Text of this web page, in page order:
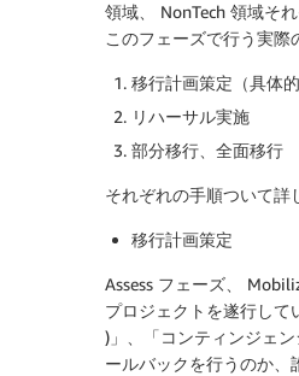
領域、 NonTech 領域そ
このフェーズで行う実際
移行計画策定（具体
リハーサル実施
部分移行、全面移行
それぞれの手順ついて詳
移行計画策定
Assess フェーズ、
プロジェクトを遂行して
)」、「コンティンジェ
ールバックを行うのか